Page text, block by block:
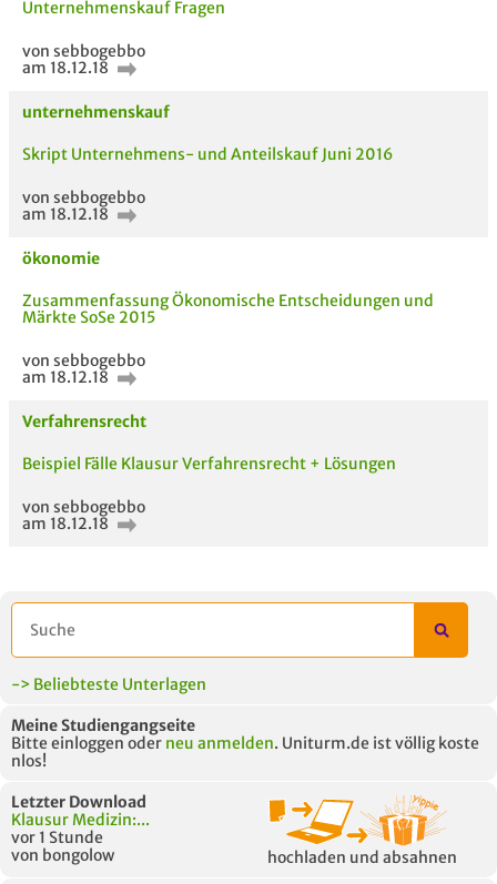
5 VERWANDTE
MODULE
Unternehmenskauf Fragen
von sebbogebbo
am 18.12.18
unternehmenskauf
Skript Unternehmens- und Anteilskauf Juni 2016
von sebbogebbo
am 18.12.18
ökonomie
Zusammenfassung Ökonomische Entscheidungen und
Märkte SoSe 2015
von sebbogebbo
am 18.12.18
Verfahrensrecht
Beispiel Fälle Klausur Verfahrensrecht + Lösungen
von sebbogebbo
am 18.12.18
-> Beliebteste Unterlagen
Meine Studiengangseite
Bitte einloggen oder neu anmelden. Uniturm.de ist völlig koste
nlos!
Letzter Download
Klausur Medizin:...
vor 1 Stunde
von bongolow
hochladen und absahnen